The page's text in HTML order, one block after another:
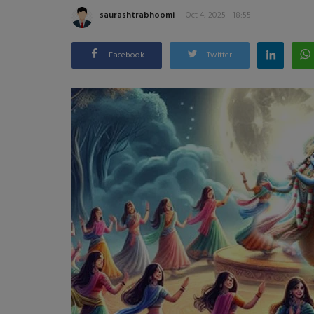
saurashtrabhoomi Oct 4, 2025 - 18:55
Facebook Twitter